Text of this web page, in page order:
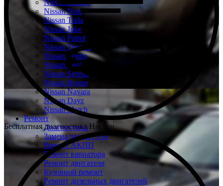
Nissan Almera
Nissan Note
Nissan Tiida
Nissan Juke
Nissan Patrol
Nissan Terrano
Nissan Sentra
Nissan Leaf
Nissan Serena
Nissan Rogue
Nissan Navara
Nissan Dayz
Nissan March
Ремонт
Диагностика
Замена ремня ГРМ
Ремонт АКПП
Ремонт вариатора
Ремонт двигателя
Кузовной ремонт
Ремонт дизельных двигателей
Бесплатная диагностика Ниссан